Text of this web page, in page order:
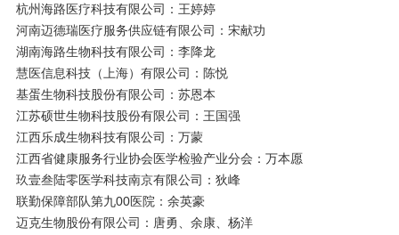
杭州海路医疗科技有限公司：王婷婷
河南迈德瑞医疗服务供应链有限公司：宋献功
湖南海路生物科技有限公司：李降龙
慧医信息科技（上海）有限公司：陈悦
基蛋生物科技股份有限公司：苏恩本
江苏硕世生物科技股份有限公司：王国强
江西乐成生物科技有限公司：万蒙
江西省健康服务行业协会医学检验产业分会：万本愿
玖壹叁陆零医学科技南京有限公司：狄峰
联勤保障部队第九00医院：余英豪
迈克生物股份有限公司：唐勇、余康、杨洋